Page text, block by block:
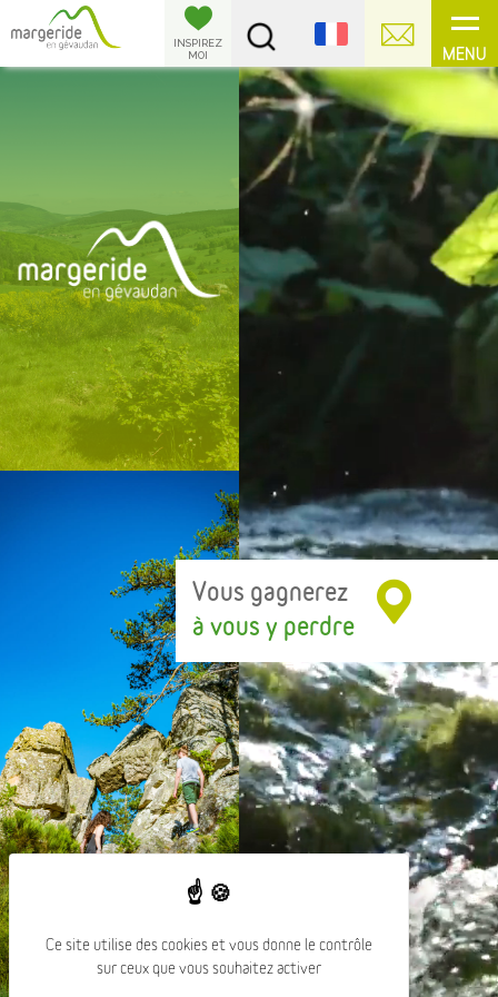
MENU
INSPIREZ
MOI
Vous gagnerez
à vous y perdre
Panneau de gestion des cookies
Ce site utilise des cookies et vous donne le contrôle
sur ceux que vous souhaitez activer